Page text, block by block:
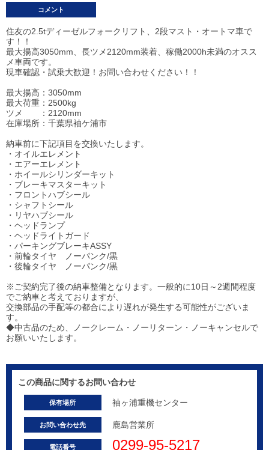
コメント
住友の2.5tディーゼルフォークリフト、2段マスト・オートマ車で
す！！
最大揚高3050mm、長ツメ2120mm装着、稼働2000h未満のオスス
メ車両です。
現車確認・試乗大歓迎！お問い合わせください！！
最大揚高：3050mm
最大荷重：2500kg
ツメ ：2120mm
在庫場所：千葉県袖ケ浦市
納車前に下記項目を交換いたします。
・オイルエレメント
・エアーエレメント
・ホイールシリンダーキット
・ブレーキマスターキット
・フロントハブシール
・シャフトシール
・リヤハブシール
・ヘッドランプ
・ヘッドライトガード
・パーキングブレーキASSY
・前輪タイヤ ノーパンク/黒
・後輪タイヤ ノーパンク/黒
※ご契約完了後の納車整備となります。一般的に10日～2週間程度
でご納車と考えておりますが、
交換部品の手配等の都合により遅れが発生する可能性がございま
す。
◆中古品のため、ノークレーム・ノーリターン・ノーキャンセルで
お願いいたします。
この商品に関するお問い合わせ
保有場所 袖ヶ浦重機センター
お問い合わせ先 鹿島営業所
電話番号 0299-95-5217